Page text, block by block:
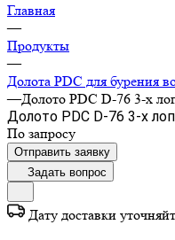
Главная
—
Продукты
—
Долота PDC для бурения
—Долото PDC D-76 3-х
Долото PDC D-76 3-х
По запросу
Отправить заявку
Задать вопрос
Дату доставки